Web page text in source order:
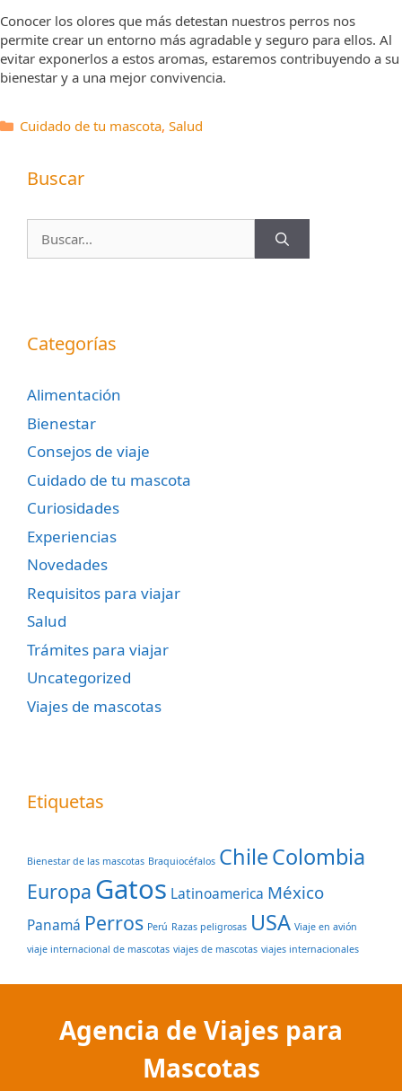
Conocer los olores que más detestan nuestros perros nos
permite crear un entorno más agradable y seguro para ellos. Al
evitar exponerlos a estos aromas, estaremos contribuyendo a su
bienestar y a una mejor convivencia.
Categorías
Cuidado de tu mascota, Salud
Buscar
Categorías
Alimentación
Bienestar
Consejos de viaje
Cuidado de tu mascota
Curiosidades
Experiencias
Novedades
Requisitos para viajar
Salud
Trámites para viajar
Uncategorized
Viajes de mascotas
Etiquetas
Bienestar de las mascotas Braquiocéfalos ChileColombia
Europa Gatos Latinoamerica México
Panamá Perros Perú Razas peligrosas USA Viaje en avión
viaje internacional de mascotas viajes de mascotas viajes internacionales
Agencia de Viajes para
Mascotas